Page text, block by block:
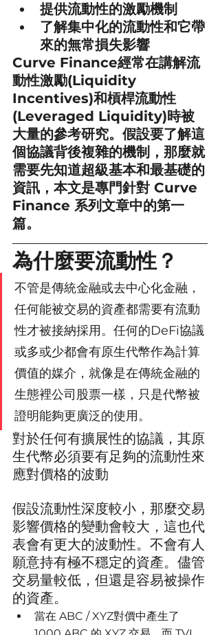
提供流動性的激勵機制
了解集中化的流動性和它帶
來的無常損失影響
Curve Finance經常在講解流
動性激勵(Liquidity
Incentives)和槓桿流動性
(Leveraged Liquidity)時被
大量的參考研究。假設要了解這
個協議背後複雜的機制，那麼就
需要先知道超級基本和最基礎的
資訊，本文是專門針對 Curve
Finance 系列文章中的第一
篇。
為什麼要流動性？
不管是傳統金融或去中心化金融，
任何能被交易的資產都需要有流動
性才被接納採用。任何的DeFi協議
或多或少都會有原生代幣作為計算
價值的媒介，就像是在傳統金融的
生態裡公司股票一樣，只是代幣被
證明能夠更廣泛的使用。
對於任何有擴展性的協議，其原
生代幣必須要有足夠的流動性來
應對價格的波動
假設流動性深度較小，那麼交易
影響價格的變動會較大，這也代
表會有更大的波動性。不會有人
願意持有極不穩定的資產。儘管
交易量較低，但還是容易被操作
的資產。
當在 ABC / XYZ對價中產生了